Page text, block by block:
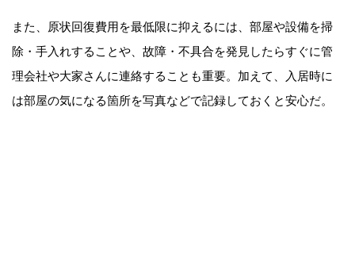
また、原状回復費用を最低限に抑えるには、部屋や設備を掃
除・手入れすることや、故障・不具合を発見したらすぐに管
理会社や大家さんに連絡することも重要。加えて、入居時に
は部屋の気になる箇所を写真などで記録しておくと安心だ。